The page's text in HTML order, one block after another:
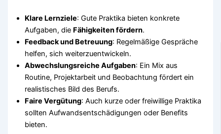
Klare Lernziele: Gute Praktika bieten konkrete
Aufgaben, die Fähigkeiten fördern.
Feedback und Betreuung: Regelmäßige Gespräche
helfen, sich weiterzuentwickeln.
Abwechslungsreiche Aufgaben: Ein Mix aus
Routine, Projektarbeit und Beobachtung fördert ein
realistisches Bild des Berufs.
Faire Vergütung: Auch kurze oder freiwillige Praktika
sollten Aufwandsentschädigungen oder Benefits
bieten.